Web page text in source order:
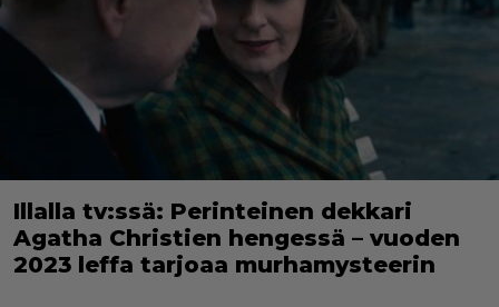
Illalla tv:ssä: Perinteinen dekkari
Agatha Christien hengessä – vuoden
2023 leffa tarjoaa murhamysteerin